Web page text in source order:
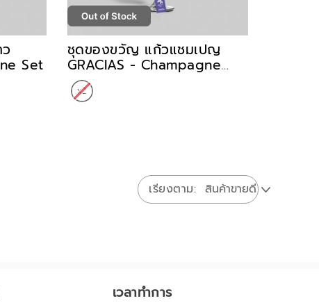
Set
ชุดของขวัญ แก้วแชมเปญ
GRACIAS - Champagne
Set
เรียงตาม
เวลาทำการ